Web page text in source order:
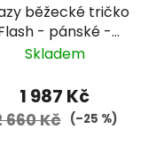
běžecké tričko
- pánské -
žlutá/modrá
Skladem
1 987 Kč
660 Kč (–25 %)